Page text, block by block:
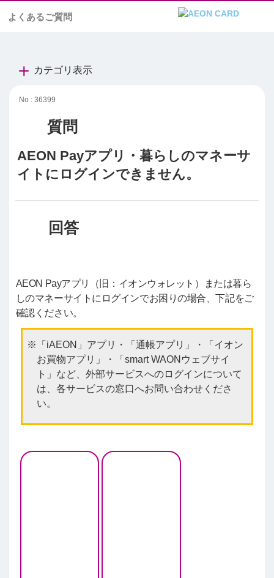
よくあるご質問
カテゴリ表示
No : 36399
AEON Payアプリ・暮らしのマネーサ
イトにログインできません。
AEON Payアプリ（旧：イオンウォレット）または暮ら
しのマネーサイトにログインでお困りの場合、下記をご
確認ください。
「iAEON」アプリ・「通帳アプリ」・「イオン
お買物アプリ」・「smart WAONウェブサイ
ト」など、外部サービスへのログインについて
は、各サービスの窓口へお問い合わせくださ
い。